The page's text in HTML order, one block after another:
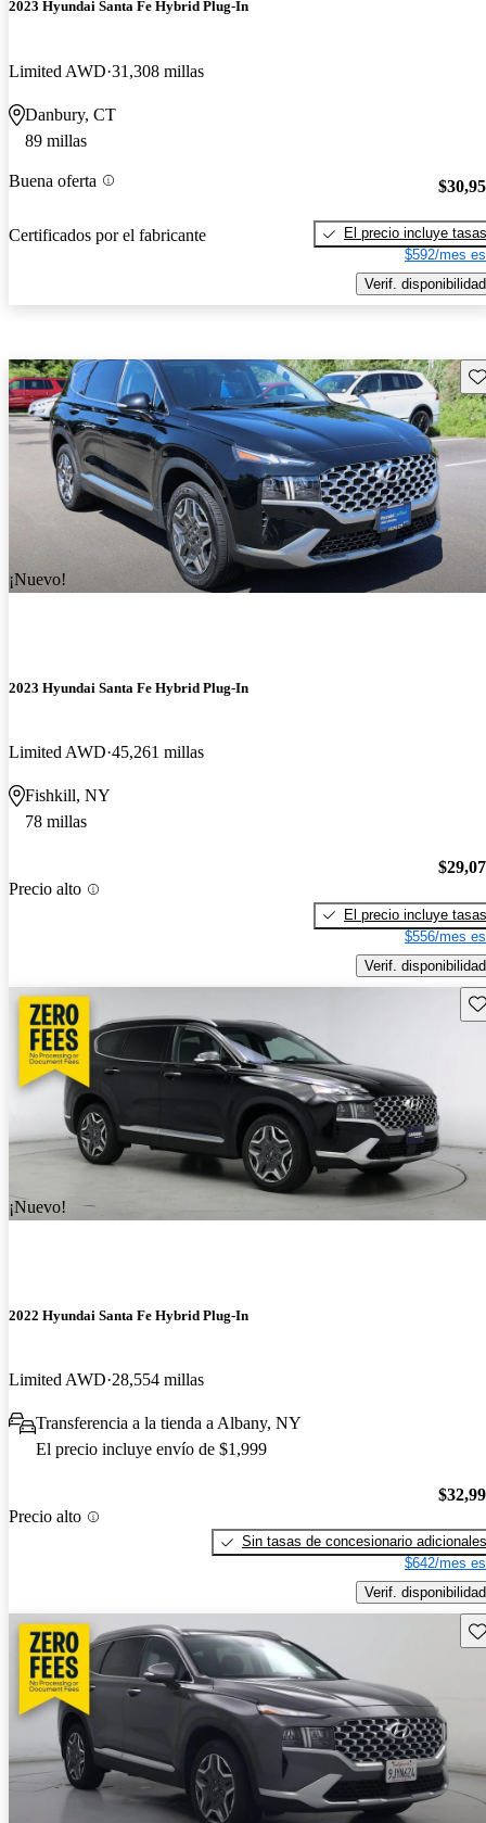
2023 Hyundai Santa Fe Hybrid Plug-In
Limited AWD 31,308 millas
Danbury, CT
89 millas
Buena oferta
Certificados por el fabricante
El precio incluye tasas
$592/mes
Verif. disponibilidad
¡Nuevo!
2023 Hyundai Santa Fe Hybrid Plug-In
Limited AWD 45,261 millas
Fishkill, NY
78 millas
Precio alto
El precio incluye tasas
$556/mes
Verif. disponibilidad
¡Nuevo!
2022 Hyundai Santa Fe Hybrid Plug-In
Limited AWD 28,554 millas
Transferencia a la tienda a Albany, NY
El precio incluye envío de $1,999
Precio alto
Sin tasas de concesionario adicionales
$642/mes
Verif. disponibilidad